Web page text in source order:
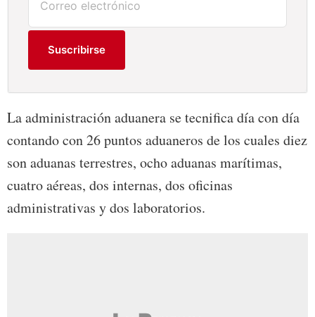
Suscribirse
La administración aduanera se tecnifica día con día
contando con 26 puntos aduaneros de los cuales diez
son aduanas terrestres, ocho aduanas marítimas,
cuatro aéreas, dos internas, dos oficinas
administrativas y dos laboratorios.